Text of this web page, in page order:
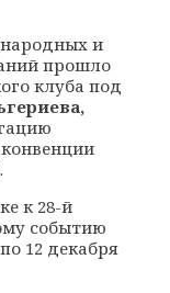
и
прошло
клуба под
к 28-й
событию
12 декабря